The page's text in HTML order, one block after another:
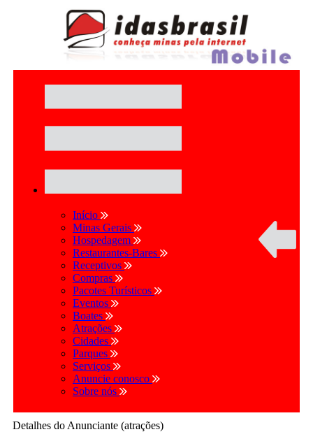
Início
Minas Gerais
Hospedagem
Restaurantes-Bares
Receptivos
Compras
Pacotes Turísticos
Eventos
Boates
Atrações
Cidades
Parques
Serviços
Anuncie conosco
Sobre nós
Detalhes do Anunciante (atrações)